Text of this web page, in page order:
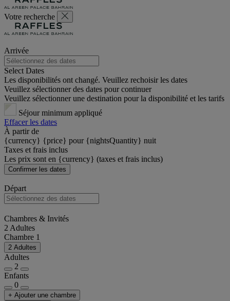
Votre recherche
Arrivée
Select Dates
Les disponibilités ont changé. Veuillez rechoisir les dates
Veuillez sélectionner des dates pour continuer
Veuillez sélectionner une destination pour la disponibilité et les tarifs
Séjour minimum appliqué
Effacer les dates
À partir de
{currency} {price} pour {nightsQuantity} nuit
Taxes et frais inclus
Les prix sont en {currency} (taxes et frais inclus)
Confirmer les dates
Départ
Chambres & Invités
2 Adultes
Chambre 1
2 Adultes
Adultes
2
Enfants
0
+ Ajouter une chambre